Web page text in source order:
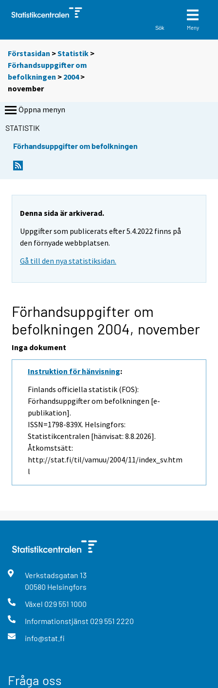
Sök Meny
Förstasidan >Statistik >
Förhandsuppgifter om
befolkningen > 2004>
november
Öppna menyn
STATISTIK
Förhandsuppgifter om befolkningen
Denna sida är arkiverad.
Uppgifter som publicerats efter 5.4.2022 finns på
den förnyade webbplatsen.
Gå till den nya statistiksidan.
Förhandsuppgifter om
befolkningen 2004, november
Inga dokument
Instruktion för hänvisning:
Finlands officiella statistik (FOS):
Förhandsuppgifter om befolkningen [e-
publikation].
ISSN=1798-839X. Helsingfors:
Statistikcentralen [hänvisat: 8.8.2026].
Åtkomstsätt:
http://stat.fi/til/vamuu/2004/11/index_sv.htm
l
Verkstadsgatan 13
00580 Helsingfors
Växel 029 551 1000
Informationstjänst 029 551 2220
info@stat.fi
Fråga oss